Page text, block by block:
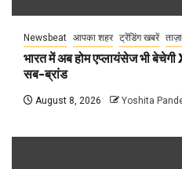
Newsbeat आपका शहर ट्रेंडिंग खबरें
भारत में अब होम एप्लायंसेज भी
सब-ब्रांड
August 8, 2026 Yoshita